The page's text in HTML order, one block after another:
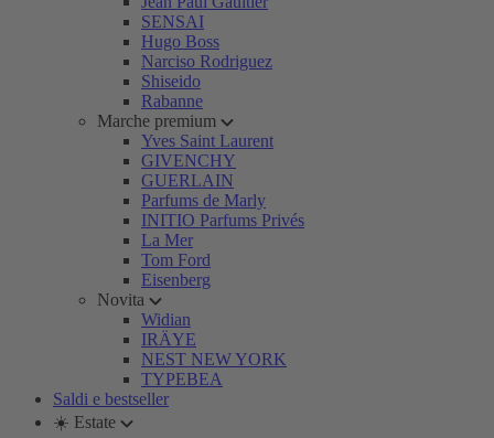
SENSAI
Hugo Boss
Narciso Rodriguez
Shiseido
Rabanne
Marche premium
Yves Saint Laurent
GIVENCHY
GUERLAIN
Parfums de Marly
INITIO Parfums Privés
La Mer
Tom Ford
Eisenberg
Novita
Widian
IRÄYE
NEST NEW YORK
TYPEBEA
Saldi e bestseller
☀️ Estate